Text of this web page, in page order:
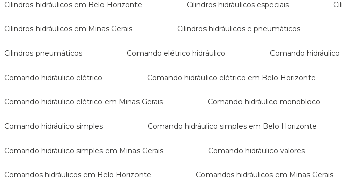
Cilindros hidráulicos em Belo Horizonte Cilindros hidráulicos especiais
Cilindros hidráulicos em Minas Gerais Cilindros hidráulicos e pneumáticos
Cilindros pneumáticos Comando elétrico hidráulico Comando
Comando hidráulico elétrico Comando hidráulico elétrico em Belo Horizonte
Comando hidráulico elétrico em Minas Gerais Comando hidráulico monobloco
Comando hidráulico simples Comando hidráulico simples em Belo Horizonte
Comando hidráulico simples em Minas Gerais Comando hidráulico valores
Comandos hidráulicos em Belo Horizonte Comandos hidráulicos em Minas Gerais